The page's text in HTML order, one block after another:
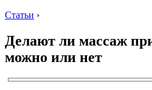
Статьи ›
Делают ли массаж
можно или нет